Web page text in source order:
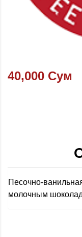
40,000 Сум
Песочно-
молочным